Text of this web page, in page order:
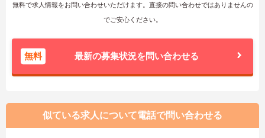
無料で求人情報をお問い合わせいただけます。直接の問い合わせではありませんの
でご安心ください。
無料 最新の募集状況を問い合わせる
似ている求人について電話で問い合わせる